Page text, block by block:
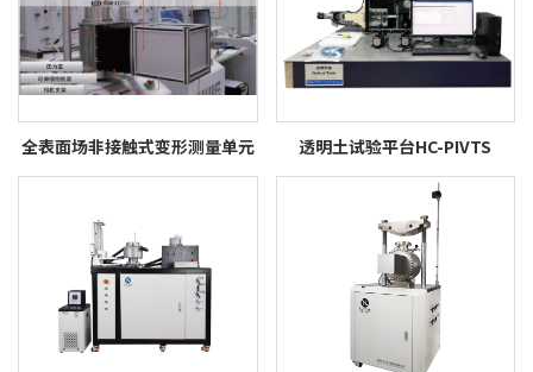
全表面场非接触式变形测量单元 透明土试验平台HC-PIVTS